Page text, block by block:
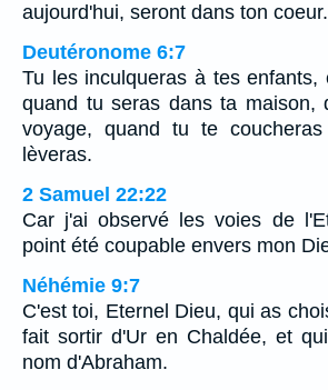
aujourd'hui, seront dans ton coeur.
Deutéronome 6:7
Tu les inculqueras à tes enfants,
quand tu seras dans ta maison,
voyage, quand tu te
lèveras.
2 Samuel 22:22
Car j'ai observé les voies de
point été coupable envers mon
Néhémie 9:7
C'est toi, Eternel Dieu, qui as
fait sortir d'Ur en Chaldée, et
nom d'Abraham.